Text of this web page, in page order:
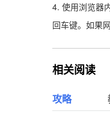
4. 使用浏览器
回车键。如果
相关阅读
攻略